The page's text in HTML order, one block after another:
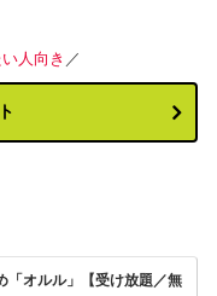
人向き ／
「オルル」【受け放題／無